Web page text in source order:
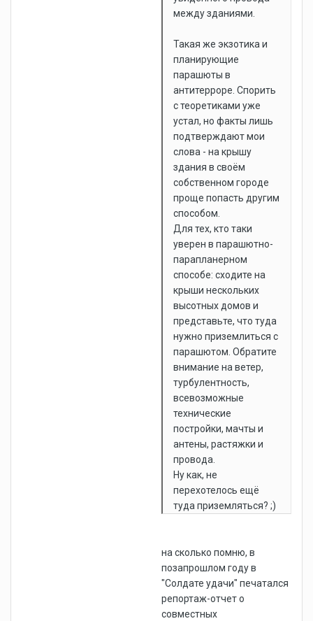
между зданиями.
Такая же экзотика и
планирующие
парашюты в
антитерроре. Спорить
с теоретиками уже
устал, но факты лишь
подтверждают мои
слова - на крышу
здания в своём
собственном городе
проще попасть другим
способом.
Для тех, кто таки
уверен в парашютно-
парапланерном
способе: сходите на
крыши нескольких
высотных домов и
представьте, что туда
нужно приземлиться с
парашютом. Обратите
внимание на ветер,
турбулентность,
всевозможные
технические
постройки, мачты и
антены, растяжки и
провода.
Ну как, не
перехотелось ещё
туда приземляться? ;)
на сколько помню, в
позапрошлом году в
"Солдате удачи" печатался
репортаж-отчет о
совместных